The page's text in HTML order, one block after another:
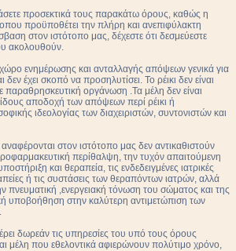
η
προσεκτικά τους παρακάτω όρους, καθώς η
προϋποθέτει την πλήρη και ανεπιφύλακτη
στον ιστότοπο μας, δέχεστε ότι δεσμεύεστε
ακολουθούν.
ενημέρωσης και ανταλλαγής απόψεων γενικά για
έχει σκοπό να προσηλυτίσει. To ρέικι δεν είναι
παραθρησκευτική οργάνωση .Τα μέλη δεν είναι
αποδοχή των απόψεων περί ρέικι ή
ιδεολογίας των διαχειριστών, συντονιστών και
αναφέρονται στον ιστότοπο μας δεν αντικαθιστούν
περίθαλψη, την τυχόν απαιτούμενη
και θεραπεία, τις ενδεδειγμένες ιατρικές
ή τις συστάσεις των θεραπόντων ιατρών, αλλά
πνευματική ,ενεργειακή τόνωση του σώματος και της
υποβοήθηση στην καλύτερη αντιμετώπιση των
δωρεάν τις υπηρεσίες του υπό τους όρους
μέλη που εθελοντικά αφιερώνουν πολύτιμο χρόνο,